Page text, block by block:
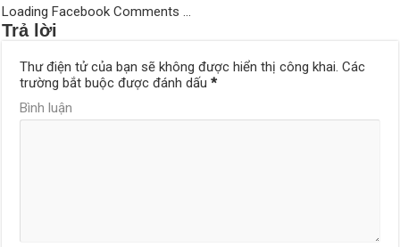
Loading Facebook Comments ...
Trả lời
Thư điện tử của bạn sẽ không được hiển thị công khai. Các
trường bắt buộc được đánh dấu*
Bình luận